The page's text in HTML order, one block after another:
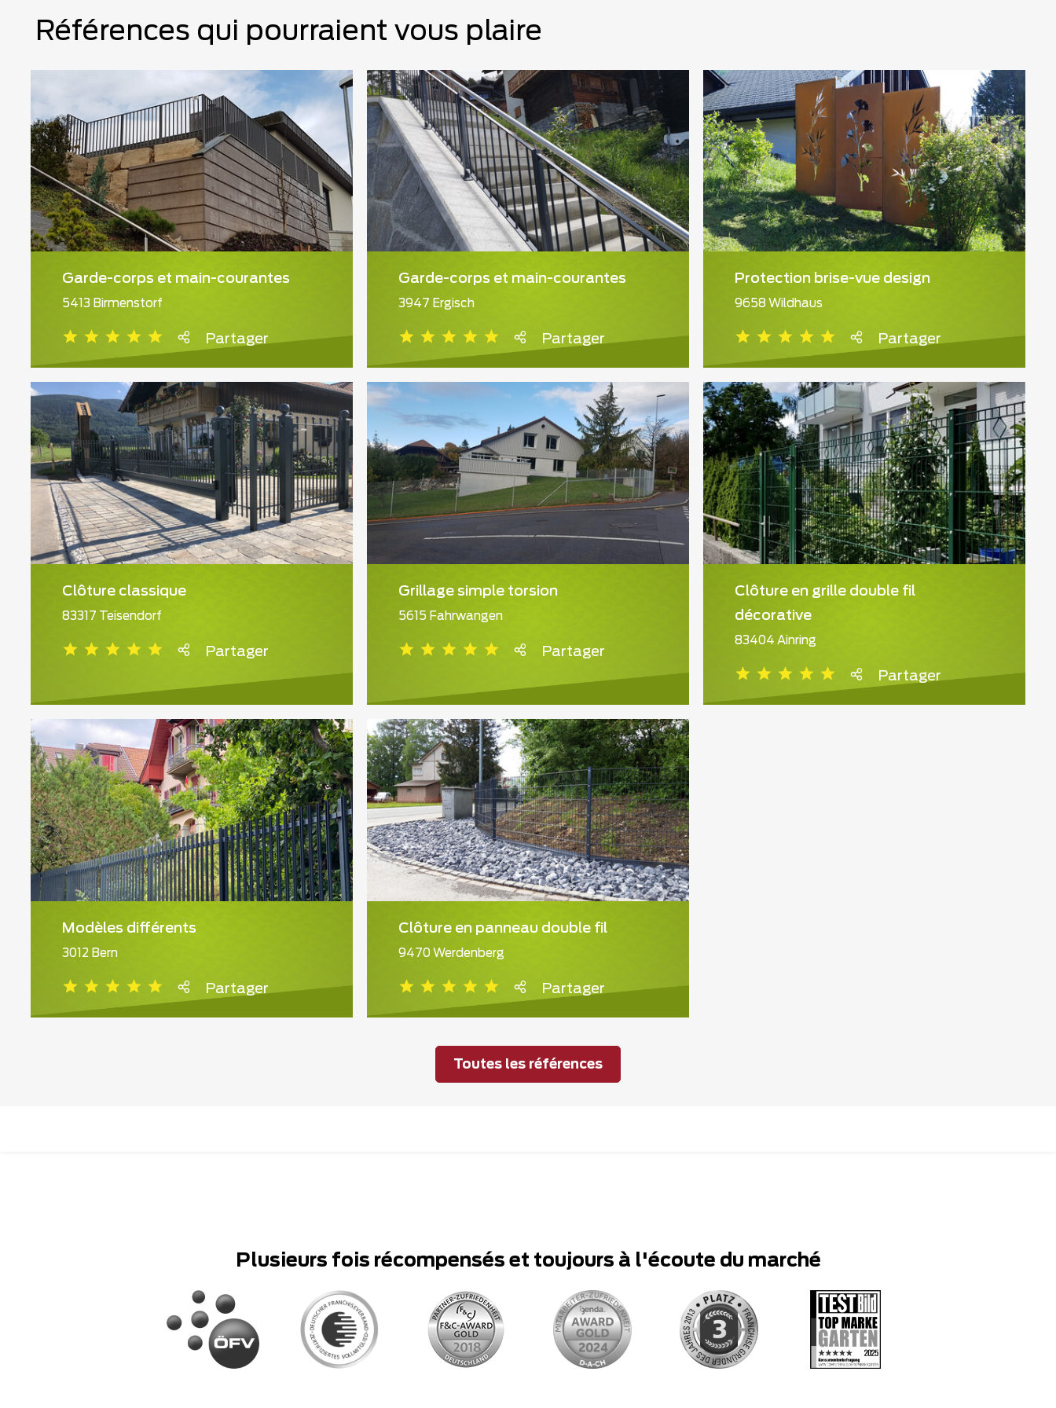
Références qui pourraient vous plaire
Garde-corps et main-courantes
5413 Birmenstorf
Partager
Garde-corps et main-courantes
3947 Ergisch
Partager
Protection brise-vue design
9658 Wildhaus
Partager
Clôture classique
83317 Teisendorf
Partager
Grillage simple torsion
5615 Fahrwangen
Partager
Clôture en grille double fil
décorative
83404 Ainring
Partager
Modèles différents
3012 Bern
Partager
Clôture en panneau double fil
9470 Werdenberg
Partager
Toutes les références
Plusieurs fois récompensés et toujours à l'écoute du marché